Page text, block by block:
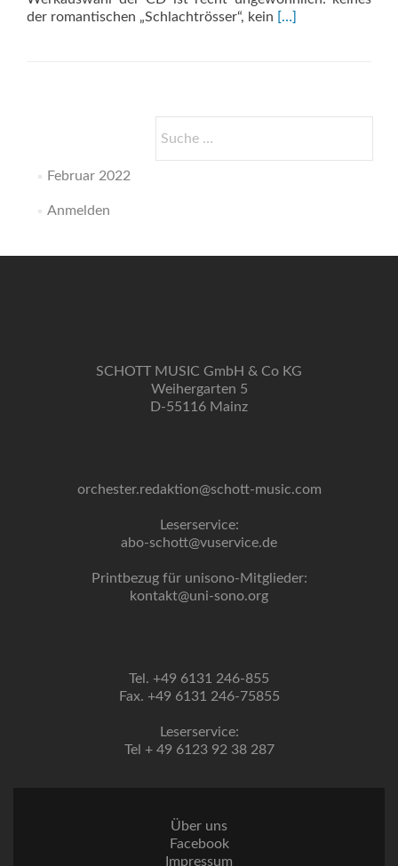
der romantischen „Schlachtrösser“, kein Read
[…]
nach:
Februar 2022
Anmelden
SCHOTT MUSIC GmbH & Co KG
Weihergarten 5
D-55116 Mainz
orchester.redaktion@schott-music.com
Leserservice:
abo-schott@vuservice.de
Printbezug für unisono-Mitglieder:
kontakt@uni-sono.org
Tel. +49 6131 246-855
Fax. +49 6131 246-75855
Leserservice:
Tel + 49 6123 92 38 287
Über uns
Facebook
Impressum